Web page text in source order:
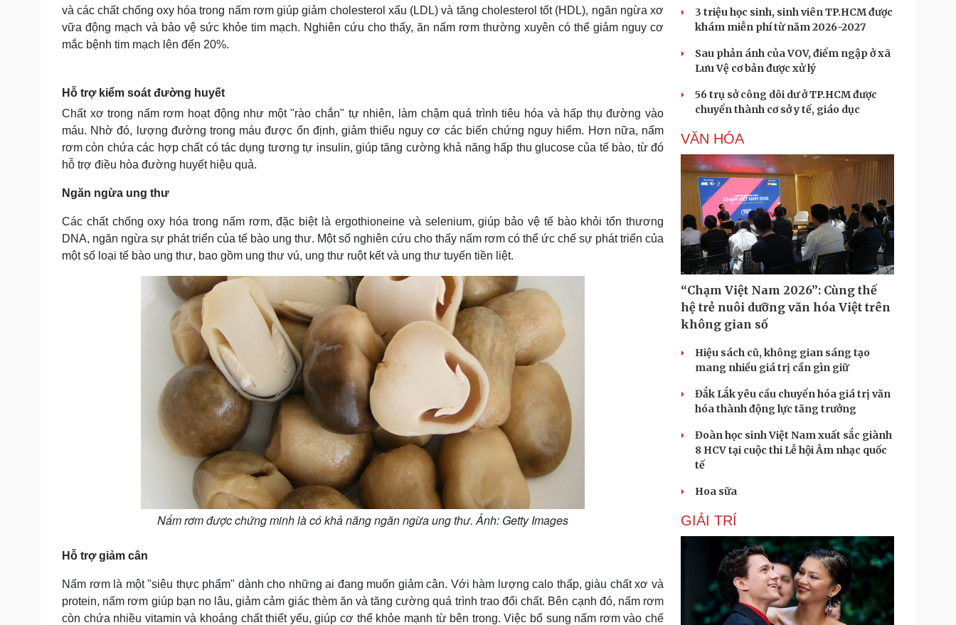
và các chất chống oxy hóa trong nấm rơm giúp giảm cholesterol xấu (LDL) và tăng cholesterol tốt (HDL), ngăn ngừa xơ
vữa động mạch và bảo vệ sức khỏe tim mạch. Nghiên cứu cho thấy, ăn nấm rơm thường xuyên có thể giảm nguy cơ
mắc bệnh tim mạch lên đến 20%.
Hỗ trợ kiểm soát đường huyết
Chất xơ trong nấm rơm hoạt động như một "rào chắn" tự nhiên, làm chậm quá trình tiêu hóa và hấp thụ đường vào
máu. Nhờ đó, lượng đường trong máu được ổn định, giảm thiểu nguy cơ các biến chứng nguy hiểm. Hơn nữa, nấm
rơm còn chứa các hợp chất có tác dụng tương tự insulin, giúp tăng cường khả năng hấp thu glucose của tế bào, từ đó
hỗ trợ điều hòa đường huyết hiệu quả.
Ngăn ngừa ung thư
Các chất chống oxy hóa trong nấm rơm, đặc biệt là ergothioneine và selenium, giúp bảo vệ tế bào khỏi tổn thương
DNA, ngăn ngừa sự phát triển của tế bào ung thư. Một số nghiên cứu cho thấy nấm rơm có thể ức chế sự phát triển của
một số loại tế bào ung thư, bao gồm ung thư vú, ung thư ruột kết và ung thư tuyến tiền liệt.
Nấm rơm được chứng minh là có khả năng ngăn ngừa ung thư. Ảnh: Getty Images
Hỗ trợ giảm cân
Nấm rơm là một "siêu thực phẩm" dành cho những ai đang muốn giảm cân. Với hàm lượng calo thấp, giàu chất xơ và
protein, nấm rơm giúp bạn no lâu, giảm cảm giác thèm ăn và tăng cường quá trình trao đổi chất. Bên cạnh đó, nấm rơm
còn chứa nhiều vitamin và khoáng chất thiết yếu, giúp cơ thể khỏe mạnh từ bên trong. Việc bổ sung nấm rơm vào chế
3 triệu học sinh, sinh viên TP.HCM được
khám miễn phí từ năm 2026-2027
Sau phản ánh của VOV, điểm ngập ở xã
Lưu Vệ cơ bản được xử lý
56 trụ sở công dôi dư ở TP.HCM được
chuyển thành cơ sở y tế, giáo dục
VĂN HÓA
“Chạm Việt Nam 2026”: Cùng thế
hệ trẻ nuôi dưỡng văn hóa Việt trên
không gian số
Hiệu sách cũ, không gian sáng tạo
mang nhiều giá trị cần gìn giữ
Đắk Lắk yêu cầu chuyển hóa giá trị văn
hóa thành động lực tăng trưởng
Đoàn học sinh Việt Nam xuất sắc giành
8 HCV tại cuộc thi Lễ hội Âm nhạc quốc
tế
Hoa sữa
GIẢI TRÍ